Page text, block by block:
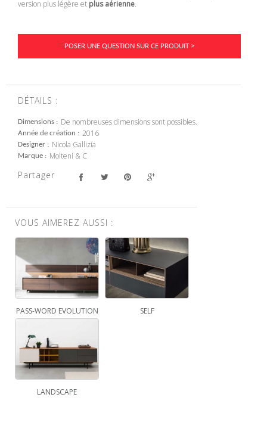
version plus légère et plus aérienne.
POSER UNE QUESTION SUR CE PRODUIT >
DÉTAILS :
Dimensions De nombreuses dimensions sont possibles.
Année de création 2016
Designer Nicola Gallizia
Marque Molteni & C
Partager
VOUS AIMEREZ AUSSI :
PASS-WORD EVOLUTION SELF
LANDSCAPE